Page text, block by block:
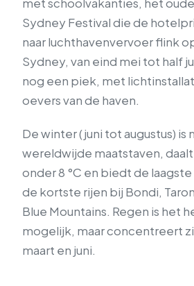
Sydney Festival die de
naar luchthavenvervoer flink
Sydney, van eind mei tot half
nog een piek, met
oevers van de haven.
De winter (juni tot augustus) is
wereldwijde maatstaven, daalt
onder 8 °C en biedt de
de kortste rijen bij Bondi,
Blue Mountains. Regen is het
mogelijk, maar concentreert
maart en juni.